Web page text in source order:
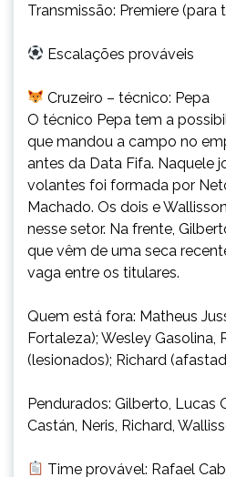
Transmissão: Premiere (para
Escalações prováveis
Cruzeiro – técnico: Pepa
O técnico Pepa tem a
que mandou a campo no
antes da Data Fifa. Naquele
volantes foi formada por
Machado. Os dois e
nesse setor. Na frente,
que vêm de uma seca
vaga entre os titulares.
Quem está fora: Matheus
Fortaleza); Wesley Gasolina,
(lesionados); Richard
Pendurados: Gilberto, Lucas
Castán, Neris, Richard,
Time provável: Rafael